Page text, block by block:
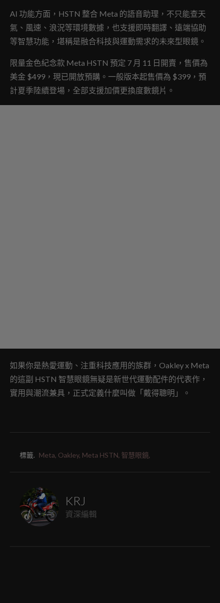
AI 功能方面，HSTN 整合 Meta 的語音助理，不只能查天
氣、風速、浪況等環境數據，也支援即時翻譯、遠端協助
等智慧功能，堪稱是融合科技與運動需求的未來型眼鏡。
限量金色紀念款 Meta HSTN 預定 7 月 11 日開賣，售價為
美金 $499，現已開放預購。一般版本起售價為 $399，預
計夏季陸續登場，全部支援加價更換度數鏡片。
如果你是熱愛運動、注重科技應用的族群，Oakley x Meta
的這副 HSTN 智慧眼鏡無疑是新世代運動配件的代表作，
實用與潮流兼具，正式定義什麼叫做「戴得聰明」。
標籤. Meta, Oakley, Meta HSTN, 智慧眼鏡,
KRJ
資深編輯